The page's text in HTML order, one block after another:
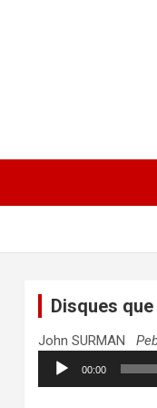
Disques que
John SURMAN
Lecteur
audio
00:00